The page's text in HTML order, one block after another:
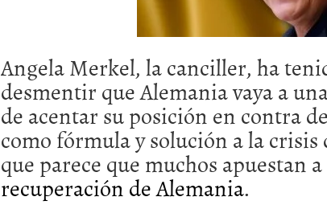
21 de noviembre de 2025
¿Cuánto cuesta un software punto de venta?
Angela Merkel, la canciller, ha
desmentir que Alemania vaya a
de acentar su posición en contra
como fórmula y solución a la crisis
que parece que muchos apuestan
recuperación de Alemania.